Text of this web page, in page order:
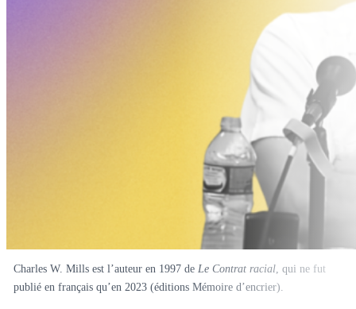
Charles W. Mills est l’auteur en 1997 de Le Contrat racial, qui ne fut
publié en français qu’en 2023 (éditions Mémoire d’encrier).